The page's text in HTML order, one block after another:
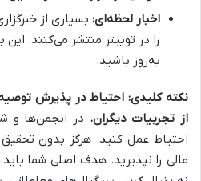
اخبار لحظه‌ای: بسیاری از
را در توییتر منتشر می‌کنند.
به‌روز باشید.
نکته کلیدی: احتیاط در پذیرش
از تجربیات دیگران. در انجمن‌ها و
احتیاط عمل کنید. هرگز بدون
مالی را نپذیرید. هدف اصلی شما